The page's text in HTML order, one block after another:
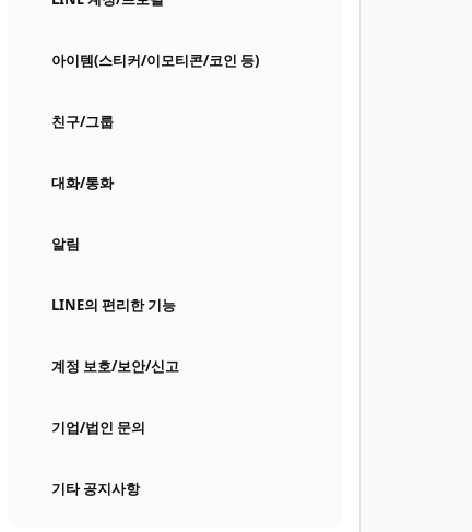
아이템(스티커/이모티콘/코인 등)
친구/그룹
대화/통화
알림
LINE의 편리한 기능
계정 보호/보안/신고
기업/법인 문의
기타 공지사항